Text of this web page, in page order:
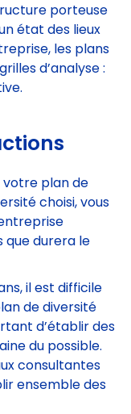
porteuse
état des lieux
les plans
d’analyse :
plan de
choisi, vous
que durera le
il est difficile
de diversité
d’établir des
du possible.
consultantes
ensemble des